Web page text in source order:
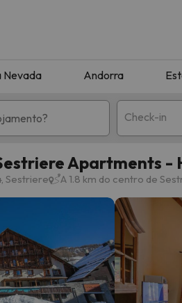
Nevada Andorra
Check-in
Hotéis de montanha
resultado que corresponda à
Apartments -
Sestriere A 1.8 km do centro de